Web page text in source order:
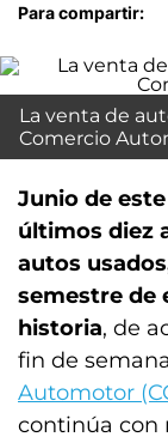
Para compartir:
La venta de
Comercio
Junio de
últimos diez
autos
semestre de
historia, de
fin de
Automotor
continúa con